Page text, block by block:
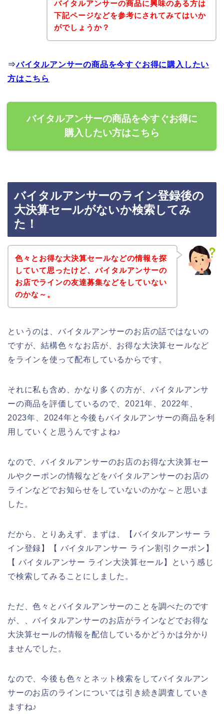
バイタルアンサーの商品に興味のある方は
下記ページなどを参考にされてみてはいか
がでしょうか？
⇒バイタルアンサーの商品を今すぐお得に購入したい
方はこちら
バイタルアンサーの商品を今すぐお得に
購入したい方はこちら
バイタルアンサーのライン登録後の
大決算セールがないか検索してみ
た！
色々とお得な大決算セールなどの情報を探
していて思ったけど、バイタルアンサーの
お店でラインの友達募集などをしていない
のかな～。
というのは、バイタルアンサーのお店の話ではないの
ですが、結構色々なお店が、お得な大決算セールなど
をラインを使って配布しているからです。
それに私も含め、かなり多くの方が、バイタルアンサ
ーの商品を評価しているので、2021年、2022年、
2023年、2024年と今後もバイタルアンサーの商品を利
用していくと思うんですよね♪
なので、バイタルアンサーのお店のお得な大決算セー
ルやクーポンの情報などをバイタルアンサーのお店の
ラインなどでお知らせをしていないのかな～と思いま
した。
だから、とりあえず、まずは、【バイタルアンサー ラ
イン登録】【 バイタルアンサー ライン割引クーポン】
【 バイタルアンサー ライン大決算セール】という感じ
で検索してみることにしました。
ただ、色々とバイタルアンサーのことを調べたのです
が、、バイタルアンサーのお店がラインなどでお得な
大決算セールの情報を配信しているかどうかは分かり
ませんでした。
なので、今後も色々とネット検索をしてバイタルアン
サーのお店のラインについては引き続き調査していき
ますね♪